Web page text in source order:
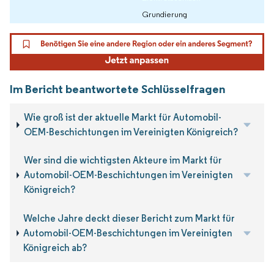
Grundierung
Im Bericht beantwortete Schlüsselfragen
Wie groß ist der aktuelle Markt für Automobil-
OEM-Beschichtungen im Vereinigten Königreich?
Wer sind die wichtigsten Akteure im Markt für
Automobil-OEM-Beschichtungen im Vereinigten
Königreich?
Welche Jahre deckt dieser Bericht zum Markt für
Automobil-OEM-Beschichtungen im Vereinigten
Königreich ab?